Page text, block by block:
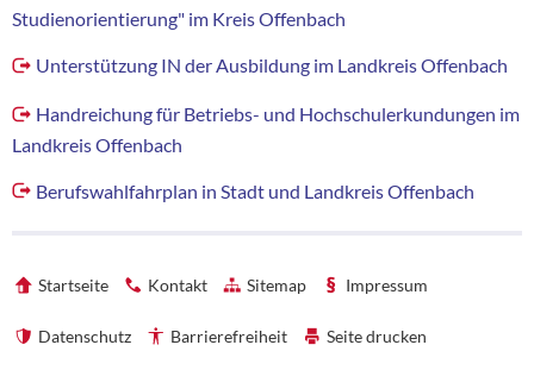
Studienorientierung" im Kreis Offenbach
Unterstützung IN der Ausbildung im Landkreis Offenbach
Handreichung für Betriebs- und Hochschulerkundungen im
Landkreis Offenbach
Berufswahlfahrplan in Stadt und Landkreis Offenbach
Startseite Kontakt Sitemap Impressum
Datenschutz Barrierefreiheit Seite drucken